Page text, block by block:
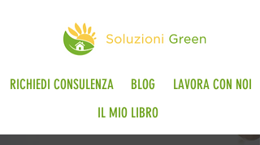
RICHIEDI CONSULENZA BLOG
LAVORA CON NOI
IL MIO LIBRO